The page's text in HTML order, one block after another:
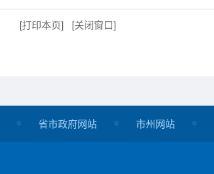
[打印本页] [关闭窗口]
省市政府网站 市州网站